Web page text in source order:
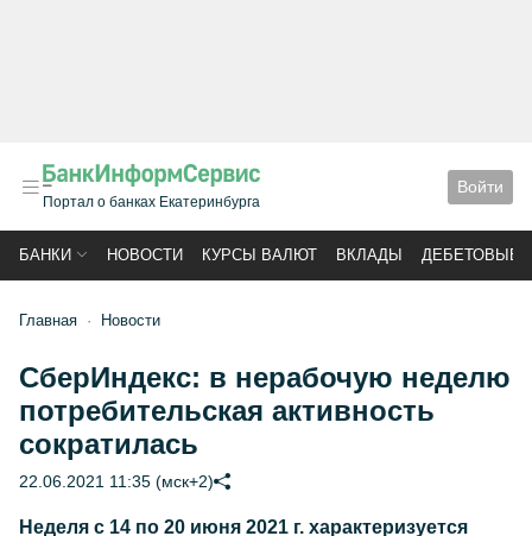
Портал о банках Екатеринбурга
Войти
БАНКИ НОВОСТИ КУРСЫ ВАЛЮТ ВКЛАДЫ ДЕБЕТОВЫЕ
Главная Новости
СберИндекс: в нерабочую неделю
потребительская активность
сократилась
22.06.2021 11:35 (мск+2)
Неделя с 14 по 20 июня 2021 г. характеризуется